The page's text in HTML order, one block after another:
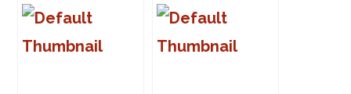
Jugadores con
profesiones u
de hermanos